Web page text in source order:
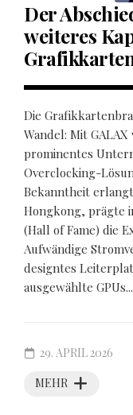
Der
weiteres
Die
Wandel: Mit
prominentes
Overclocking-
Bekanntheit
Hongkong, prägte
(Hall of Fame) die
Aufwändige
designtes
ausgewählte GPUs...
MEHR
29. APRIL 2026